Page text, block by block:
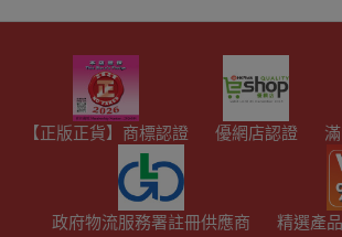
【正版正貨】商標認證 優網店認證
政府物流服務署註冊供應商 精選產